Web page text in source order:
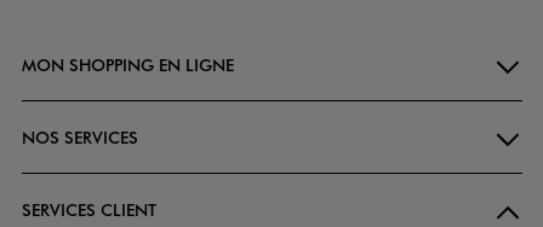
MON SHOPPING EN LIGNE
NOS SERVICES
SERVICES CLIENT